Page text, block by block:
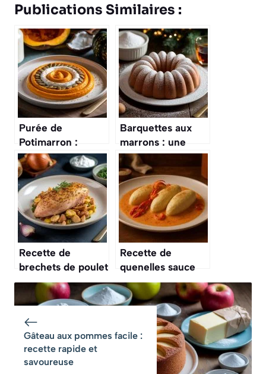
Publications Similaires :
Purée de
Potimarron :
recette Facile et
Savoureuse
Barquettes aux
marrons : une
gourmandise
festive à
découvrir
Recette de
brechets de poulet
: un délice à
découvrir
Recette de
quenelles sauce
Nantua : un
classique à
découvrir
Gâteau aux pommes facile :
recette rapide et
savoureuse